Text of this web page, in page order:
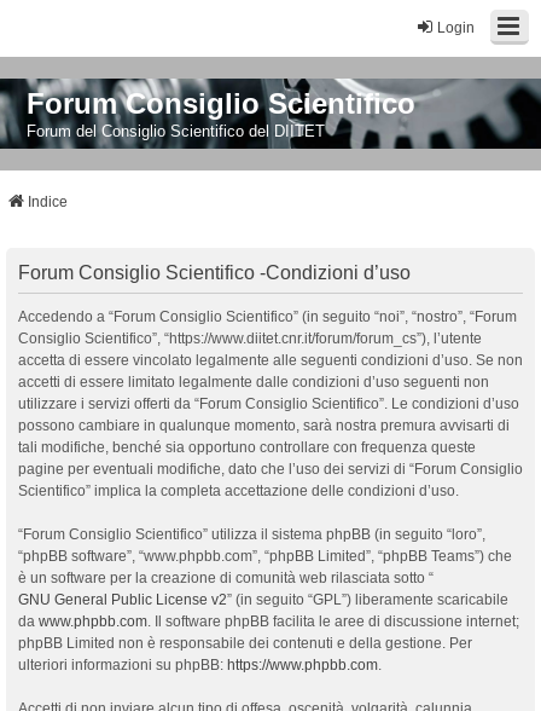
Login
Forum Consiglio Scientifico
Forum del Consiglio Scientifico del DIITET
Indice
Forum Consiglio Scientifico -Condizioni d’uso
Accedendo a “Forum Consiglio Scientifico” (in seguito “noi”, “nostro”, “Forum
Consiglio Scientifico”, “https://www.diitet.cnr.it/forum/forum_cs”), l’utente
accetta di essere vincolato legalmente alle seguenti condizioni d’uso. Se non
accetti di essere limitato legalmente dalle condizioni d’uso seguenti non
utilizzare i servizi offerti da “Forum Consiglio Scientifico”. Le condizioni d’uso
possono cambiare in qualunque momento, sarà nostra premura avvisarti di
tali modifiche, benché sia opportuno controllare con frequenza queste
pagine per eventuali modifiche, dato che l’uso dei servizi di “Forum Consiglio
Scientifico” implica la completa accettazione delle condizioni d’uso.
“Forum Consiglio Scientifico” utilizza il sistema phpBB (in seguito “loro”,
“phpBB software”, “www.phpbb.com”, “phpBB Limited”, “phpBB Teams”) che
è un software per la creazione di comunità web rilasciata sotto “
GNU General Public License v2” (in seguito “GPL”) liberamente scaricabile
da www.phpbb.com. Il software phpBB facilita le aree di discussione internet;
phpBB Limited non è responsabile dei contenuti e della gestione. Per
ulteriori informazioni su phpBB: https://www.phpbb.com.